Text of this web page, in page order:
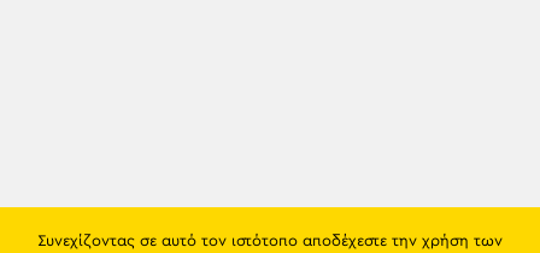
Συνεχίζοντας σε αυτό τον ιστότοπο αποδέχεστε την χρήση των